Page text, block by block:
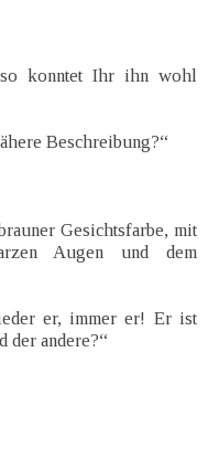
konntet Ihr ihn wohl
Beschreibung?“
Gesichtsfarbe, mit
Augen und dem
er, immer er! Er ist
der andere?“